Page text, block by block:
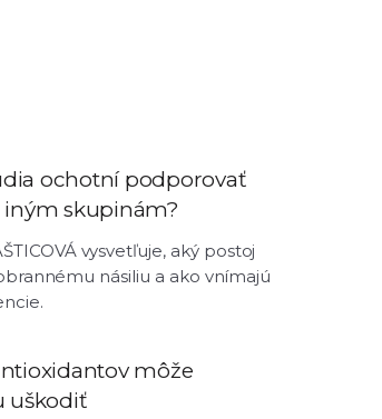
ochotní podporovať
iným skupinám?
vysvetľuje, aký postoj
násiliu a ako vnímajú
môže
uškodiť